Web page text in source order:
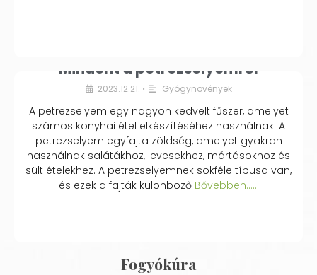
Mindent a petrezselyemről
2023.12.21. • Gyógynövények
A petrezselyem egy nagyon kedvelt fűszer, amelyet
számos konyhai étel elkészítéséhez használnak. A
petrezselyem egyfajta zöldség, amelyet gyakran
használnak salátákhoz, levesekhez, mártásokhoz és
sült ételekhez. A petrezselyemnek sokféle típusa van,
és ezek a fajták különbözőBővebben...…
Fogyókúra